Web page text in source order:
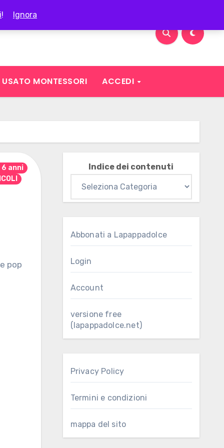
! Ignora
USATO MONTESSORI ACCEDI
6 anni
Indice dei contenuti
Abbonati a Lapappadolce
Login
Account
versione free
(lapappadolce.net)
Privacy Policy
Termini e condizioni
mappa del sito